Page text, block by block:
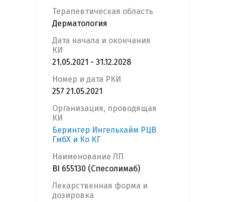
Терапевтическая область
Дерматология
Дата начала и окончания
КИ
21.05.2021 - 31.12.2028
Номер и дата РКИ
257 21.05.2021
Организация, проводящая
КИ
Берингер Ингельхайм РЦВ
ГмбХ и Ко КГ
Наименование ЛП
BI 655130 (Спесолимаб)
Лекарственная форма и
дозировка